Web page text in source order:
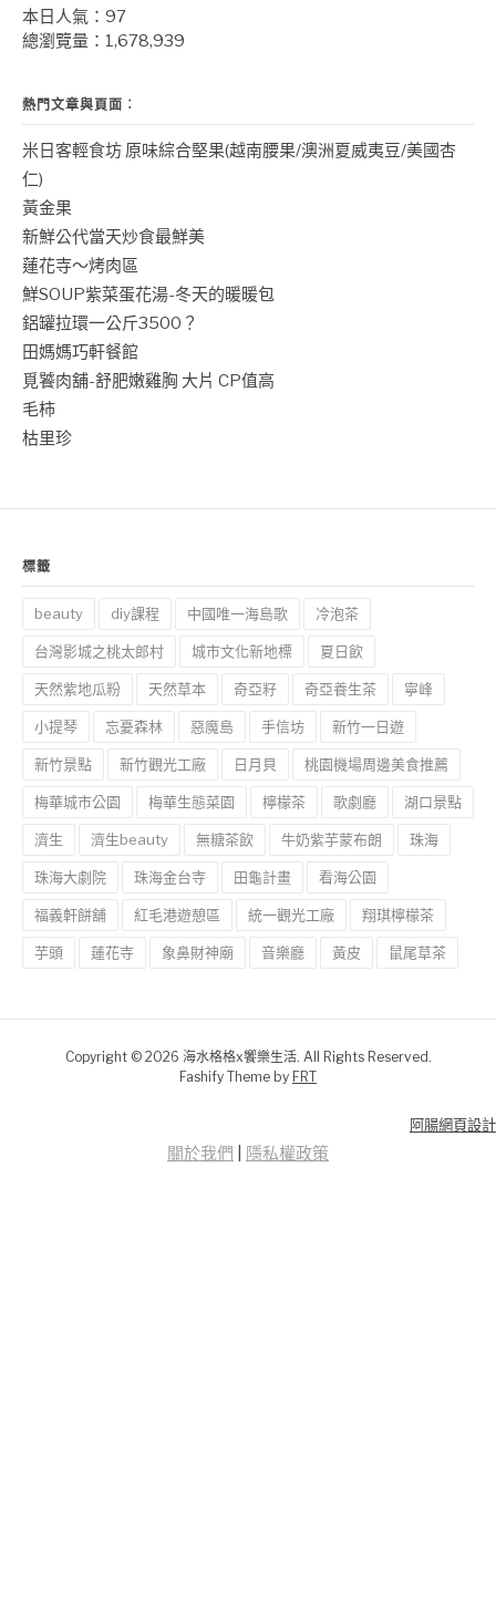
本日人氣：97
總瀏覽量：1,678,939
熱門文章與頁面︰
米日客輕食坊 原味綜合堅果(越南腰果/澳洲夏威夷豆/美國杏
仁)
黃金果
新鮮公代當天炒食最鮮美
蓮花寺～烤肉區
鮮SOUP紫菜蛋花湯-冬天的暖暖包
鋁罐拉環一公斤3500？
田媽媽巧軒餐館
覓饕肉舖-舒肥嫩雞胸 大片 CP值高
毛柿
枯里珍
標籤
beauty diy課程 中國唯一海島歌 冷泡茶
台灣影城之桃太郎村 城市文化新地標 夏日飲
天然紫地瓜粉 天然草本 奇亞籽 奇亞養生茶 寧峰
小提琴 忘憂森林 惡魔島 手信坊 新竹一日遊
新竹景點 新竹觀光工廠 日月貝 桃園機場周邊美食推薦
梅華城市公園 梅華生態菜園 檸檬茶 歌劇廳 湖口景點
濟生 濟生beauty 無糖茶飲 牛奶紫芋蒙布朗 珠海
珠海大劇院 珠海金台寺 田龜計畫 看海公園
福義軒餅舖 紅毛港遊憩區 統一觀光工廠 翔琪檸檬茶
芋頭 蓮花寺 象鼻財神廟 音樂廳 黃皮 鼠尾草茶
Copyright © 2026 海水格格x饗樂生活. All Rights Reserved.
Fashify Theme by FRT
阿腸網頁設計
關於我們 隱私權政策